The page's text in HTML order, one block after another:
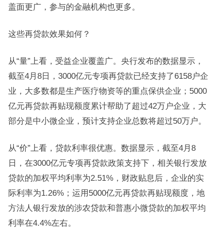
盖面更广，参与的金融机构也更多。
这些再贷款效果如何？
从“量”上看，受益企业覆盖广。央行发布的数据显示，
截至4月8日，3000亿元专项再贷款已经支持了6158户企
业，大多数都是生产医疗物资等的重点保供企业；5000
亿元再贷款再贴现额度累计帮助了超过42万户企业，大
部分是中小微企业，预计支持企业总数将超过50万户。
从“价”上看，贷款利率很优惠。数据显示，截至4月8
日，在3000亿元专项再贷款政策支持下，相关银行发放
贷款的加权平均利率为2.51%，财政贴息后，企业的实
际利率为1.26%；运用5000亿元再贷款再贴现额度，地
方法人银行发放的涉农贷款和普惠小微贷款的加权平均
利率在4.4%左右。